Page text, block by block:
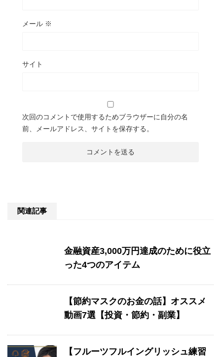
メール ※
サイト
次回のコメントで使用するためブラウザーに自分の名
前、メールアドレス、サイトを保存する。
関連記事
金融資産3,000万円達成のために役立
った4つのアイテム
【節約マスクのお金の話】オススメ
動画7選【投資・節約・副業】
【フルーツフルイングリッシュ練習